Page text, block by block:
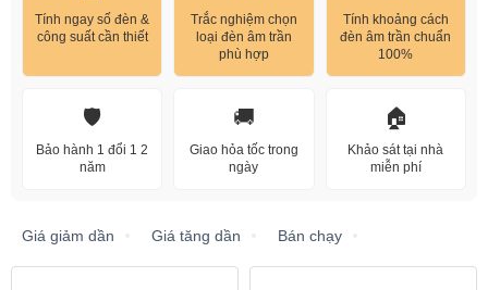
Tính ngay số đèn &
công suất cần thiết
Trắc nghiệm chọn
loại đèn âm trần
phù hợp
Tính khoảng cách
đèn âm trần chuẩn
100%
🛡️
Bảo hành 1 đổi 1 2
năm
🚚
Giao hỏa tốc trong
ngày
🏠
Khảo sát tại nhà
miễn phí
Giá giảm dần Giá tăng dần Bán chạy